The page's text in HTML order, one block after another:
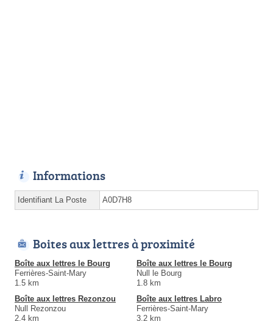
Informations
Identifiant La Poste A0D7H8
Boites aux lettres à proximité
Boîte aux lettres le Bourg
Ferrières-Saint-Mary
1.5 km
Boîte aux lettres le Bourg
Null le Bourg
1.8 km
Boîte aux lettres Rezonzou
Null Rezonzou
2.4 km
Boîte aux lettres Labro
Ferrières-Saint-Mary
3.2 km